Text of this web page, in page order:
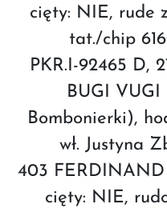
cięty: NIE, rude
tat./chip
PKR.I-92465 D,
BUGI
Bombonierki),
wł. Justyna
403
cięty: NIE,